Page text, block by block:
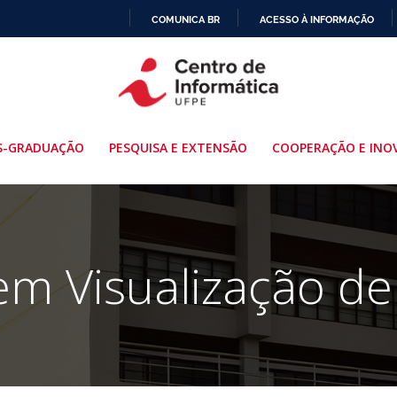
PARA
O
COMUNICA BR ACESSO À INFORMAÇÃO
GRADUAÇÃO PESQUISA E EXTENSÃO COOPERAÇÃO E
Visualização